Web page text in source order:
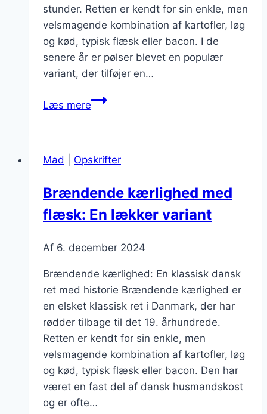
stunder. Retten er kendt for sin enkle, men
velsmagende kombination af kartofler, løg
og kød, typisk flæsk eller bacon. I de
senere år er pølser blevet en populær
variant, der tilføjer en…
Læs mereBrændende
som
Mad Opskrifter
Brændende kærlighed med
flæsk: En lækker variant
Af 6. december 2024
Brændende kærlighed: En klassisk dansk
ret med historie Brændende kærlighed er
en elsket klassisk ret i Danmark, der har
rødder tilbage til det 19. århundrede.
Retten er kendt for sin enkle, men
velsmagende kombination af kartofler, løg
og kød, typisk flæsk eller bacon. Den har
været en fast del af dansk husmandskost
og er ofte…